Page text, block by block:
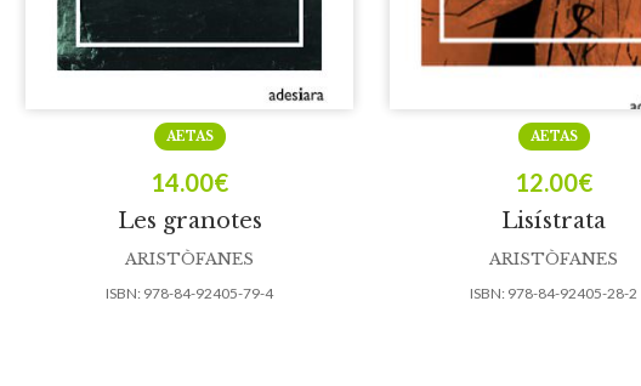
Les granotes
AETAS
14.00€
ARISTÒFANES
ISBN: 978-84-92405-79-4
Lisístrata
AETAS
12.00€
ARISTÒFANES
ISBN: 978-84-92405-28-2